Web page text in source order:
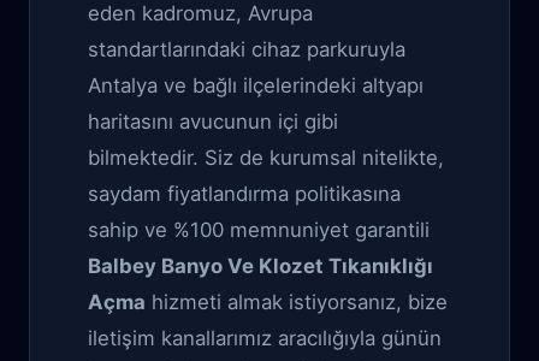
eden kadromuz, Avrupa
standartlarındaki cihaz parkuruyla
Antalya ve bağlı ilçelerindeki altyapı
haritasını avucunun içi gibi
bilmektedir. Siz de kurumsal nitelikte,
saydam fiyatlandırma politikasına
sahip ve %100 memnuniyet garantili
Balbey Banyo Ve Klozet Tıkanıklığı
Açma hizmeti almak istiyorsanız, bize
iletişim kanallarımız aracılığıyla günün